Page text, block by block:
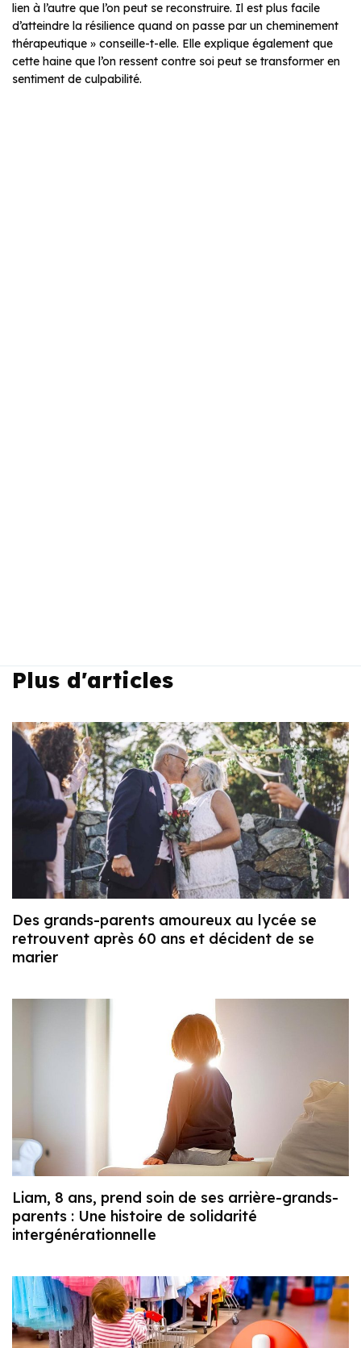
lien à l’autre que l’on peut se reconstruire. Il est plus facile
d’atteindre la résilience quand on passe par un cheminement
thérapeutique » conseille-t-elle. Elle explique également que
cette haine que l’on ressent contre soi peut se transformer en
sentiment de culpabilité.
Plus d'articles
Des grands-parents amoureux au lycée se
retrouvent après 60 ans et décident de se
marier
Liam, 8 ans, prend soin de ses arrière-grands-
parents : Une histoire de solidarité
intergénérationnelle